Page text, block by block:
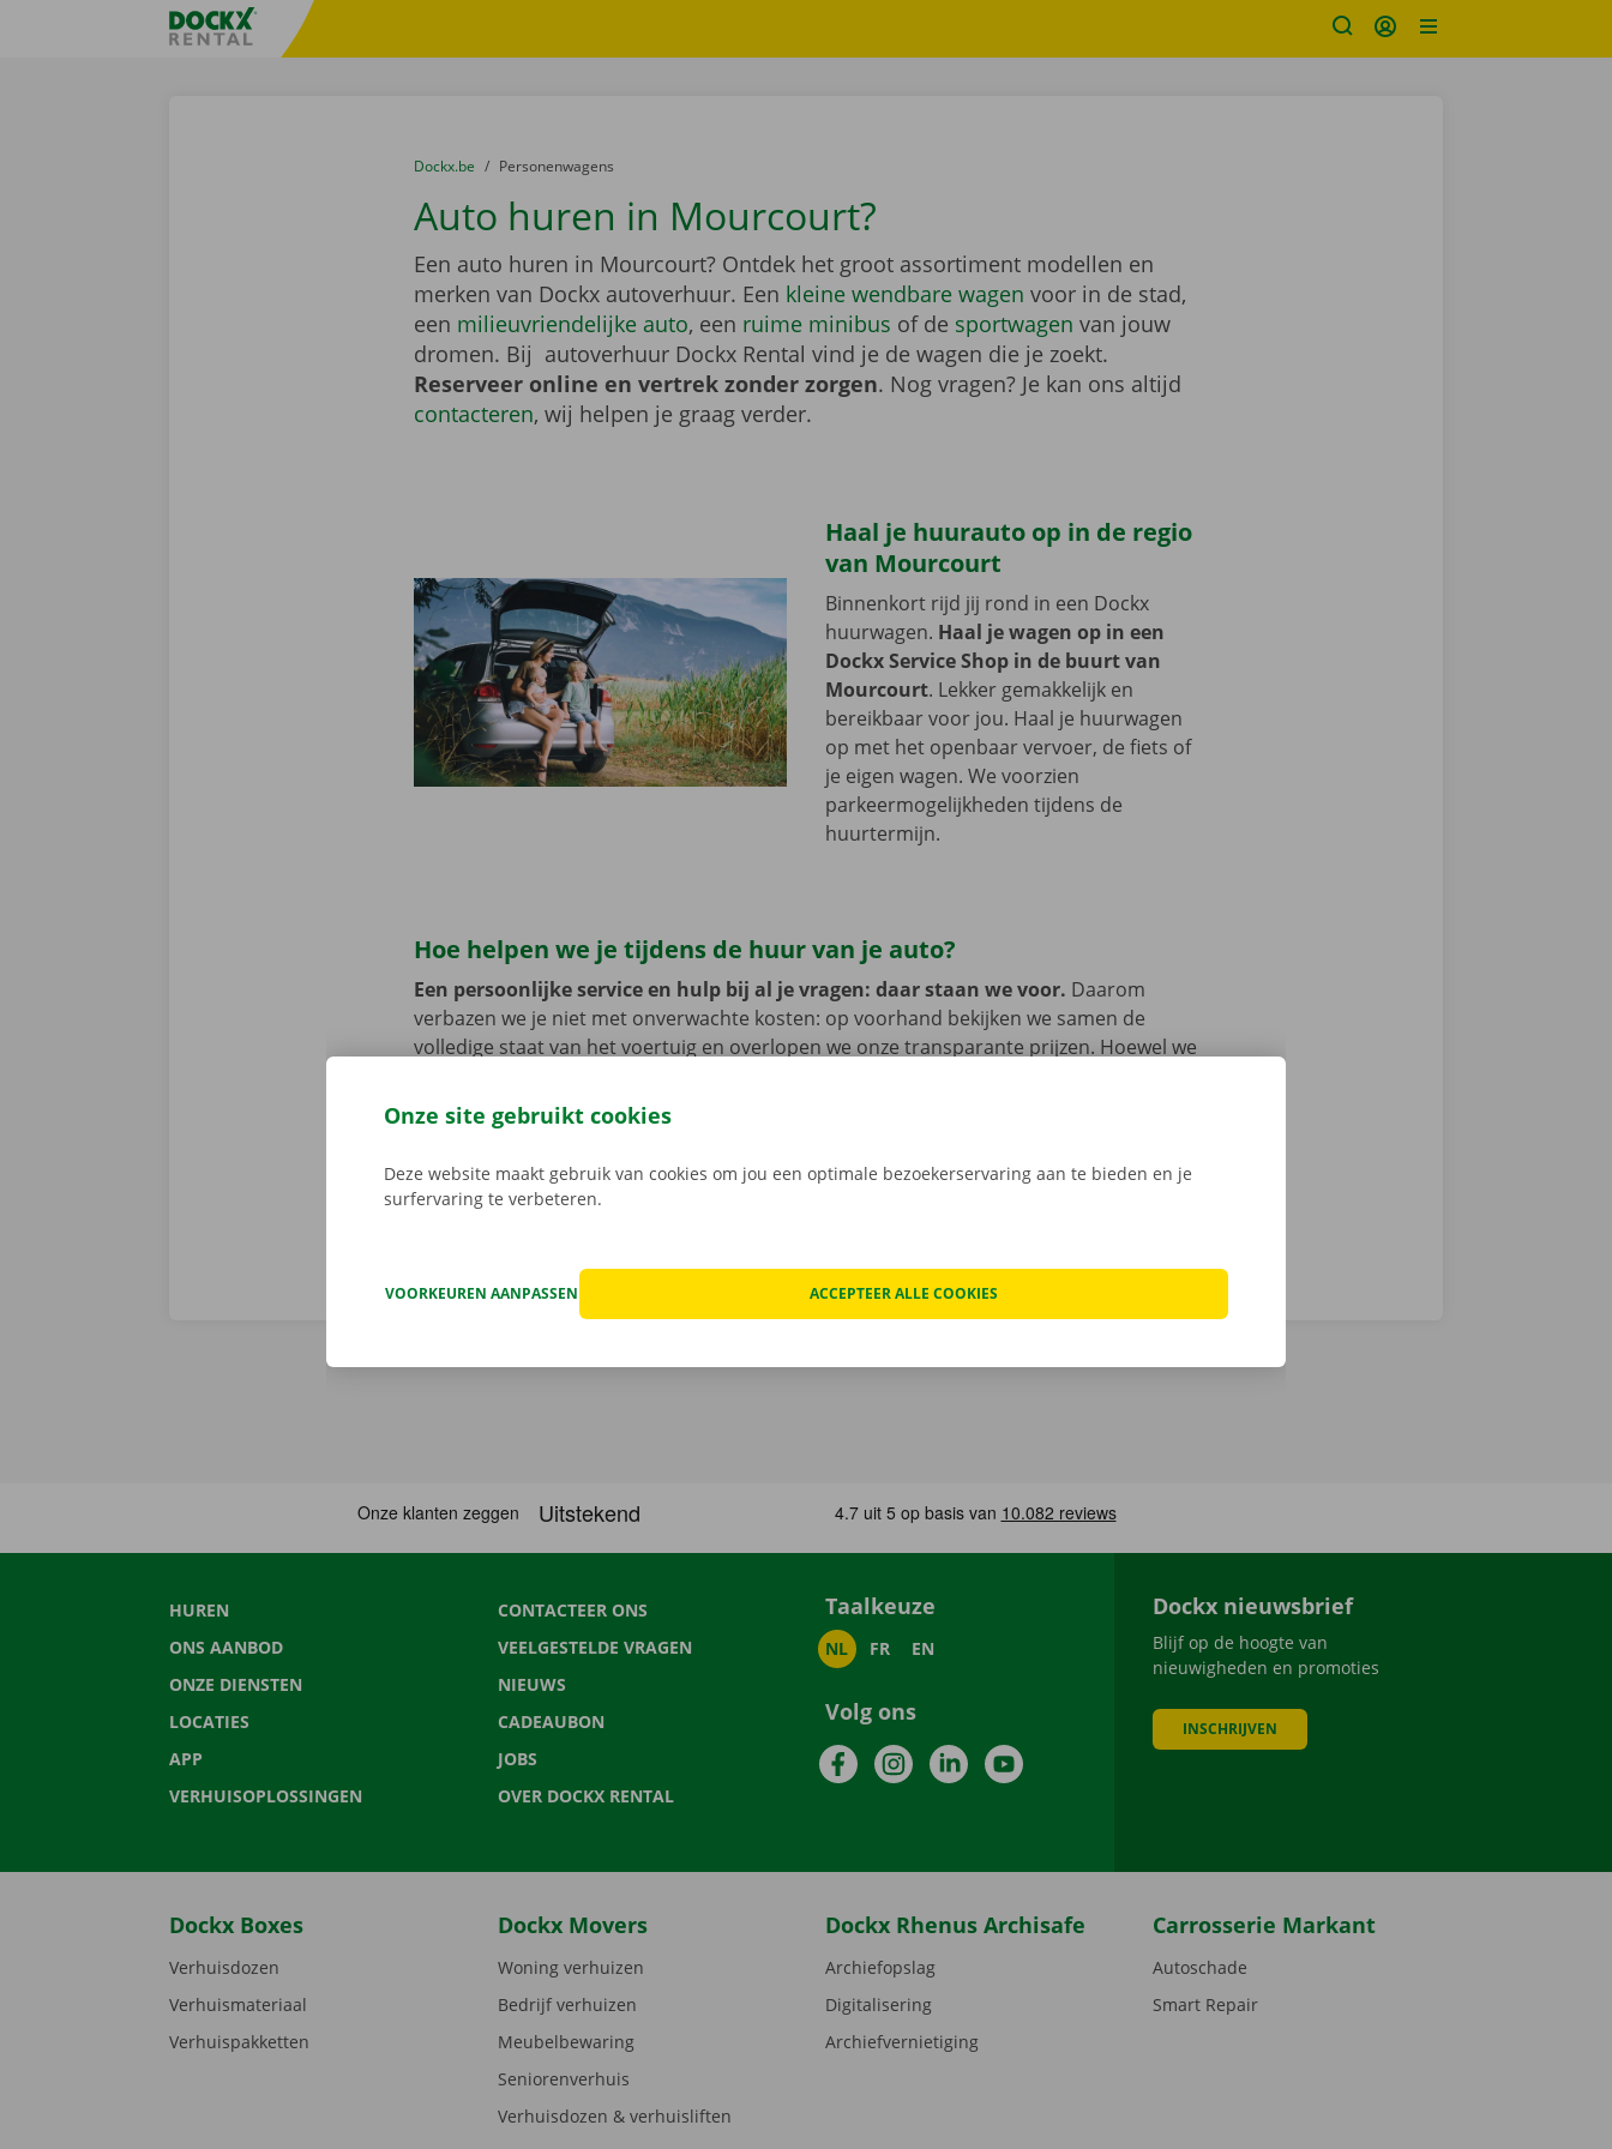
Taalselectie overslaanFratello DEMO
U bevindt zich hier:
van
Dockx.be naar
Personenwagens
Auto huren in Mourcourt?
Een auto huren in Mourcourt? Ontdek het groot assortiment modellen en
merken van Dockx autoverhuur. Een kleine wendbare wagen voor in de stad,
een milieuvriendelijke auto, een ruime minibus of de sportwagen van jouw
dromen. Bij autoverhuur Dockx Rental vind je de wagen die je zoekt.
Reserveer online en vertrek zonder zorgen. Nog vragen? Je kan ons altijd
contacteren, wij helpen je graag verder.
Haal je huurauto op in de regio
van Mourcourt
Binnenkort rijd jij rond in een Dockx
huurwagen. Haal je wagen op in een
Dockx Service Shop in de buurt van
Mourcourt. Lekker gemakkelijk en
bereikbaar voor jou. Haal je huurwagen
op met het openbaar vervoer, de fiets of
je eigen wagen. We voorzien
parkeermogelijkheden tijdens de
huurtermijn.
Hoe helpen we je tijdens de huur van je auto?
Een persoonlijke service en hulp bij al je vragen: daar staan we voor. Daarom
verbazen we je niet met onverwachte kosten: op voorhand bekijken we samen de
volledige staat van het voertuig en overlopen we onze transparante prijzen. Hoewel we
vertoont. In dat geval staat er 24/7 assistentie en pechverhelping voor je klaar: in heel
Europa. Zo vertrek je zorgeloos op pad met je huurauto.
HUREN
ONS AANBOD
ONZE DIENSTEN
LOCATIES
APP
VERHUISOPLOSSINGEN
CONTACTEER ONS
VEELGESTELDE VRAGEN
NIEUWS
CADEAUBON
JOBS
OVER DOCKX RENTAL
Taalkeuze
NL FR EN
Volg ons
FacebookInstagramLinkedInYouTube
Dockx nieuwsbrief
Blijf op de hoogte van
nieuwigheden en promoties
INSCHRIJVEN
Dockx Boxes
Verhuisdozen
Verhuismateriaal
Verhuispakketten
Dockx Movers
Woning verhuizen
Bedrijf verhuizen
Meubelbewaring
Seniorenverhuis
Verhuisdozen & verhuisliften
Dockx Rhenus Archisafe
Archiefopslag
Digitalisering
Archiefvernietiging
Carrosserie Markant
Autoschade
Smart Repair
Onze site gebruikt cookies
Deze website maakt gebruik van cookies om jou een optimale bezoekerservaring aan te bieden en je
surfervaring te verbeteren.
VOORKEUREN AANPASSEN ACCEPTEER ALLE COOKIES